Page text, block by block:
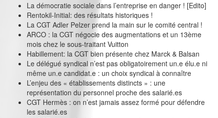
La démocratie sociale dans l’entreprise en danger ! [Edito]
Rentokil-Initial: des résultats historiques !
La CGT Adler Pelzer prend la main sur le comité central !
ARCO : la CGT négocie des augmentations et un 13ème
mois chez le sous-traitant Vuitton
Habillement: la CGT bien présente chez Marck & Balsan
Le délégué syndical n’est pas obligatoirement un.e élu.e ni
même un.e candidat.e : un choix syndical à connaître
L’enjeu des « établissements distincts » : une
représentation du personnel proche des salarié.es
CGT Hermès : on n’est jamais assez formé pour défendre
les salarié.es